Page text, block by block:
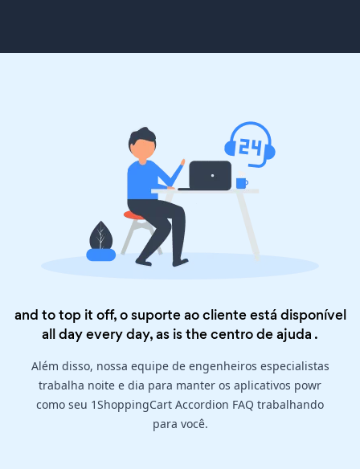
and to top it off, o suporte ao cliente está disponível
all day every day, as is thecentro de ajuda .
Além disso, nossa equipe de engenheiros especialistas
trabalha noite e dia para manter os aplicativos powr
como seu 1ShoppingCart Accordion FAQ trabalhando
para você.